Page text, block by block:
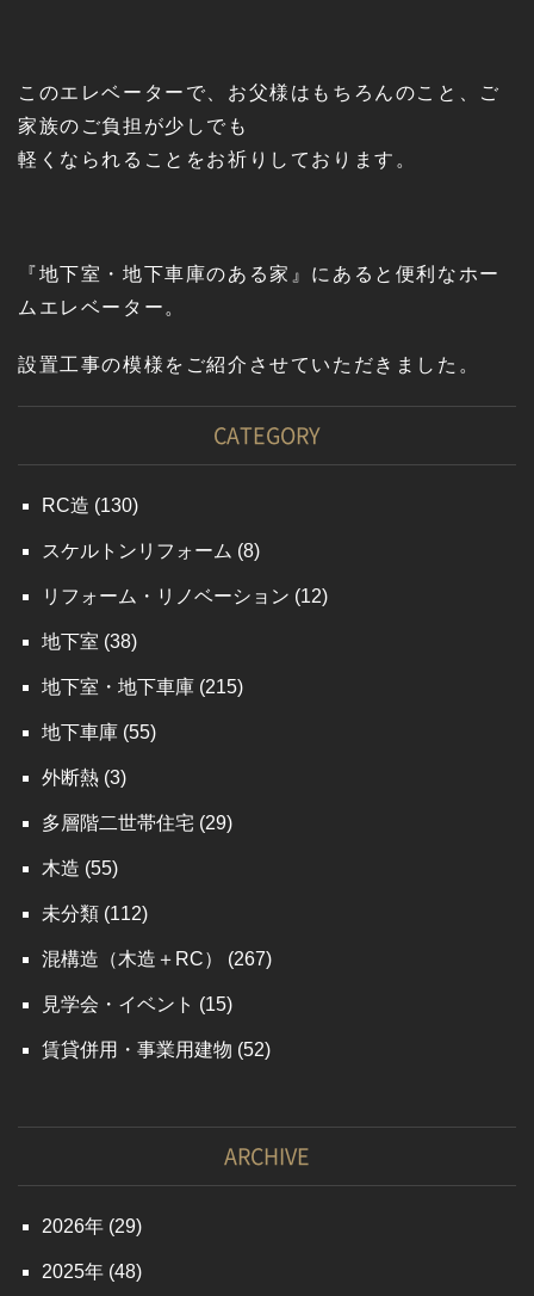
このエレベーターで、お父様はもちろんのこと、ご
家族のご負担が少しでも
軽くなられることをお祈りしております。
『地下室・地下車庫のある家』にあると便利なホー
ムエレベーター。
設置工事の模様をご紹介させていただきました。
CATEGORY
RC造 (130)
スケルトンリフォーム (8)
リフォーム・リノベーション (12)
地下室 (38)
地下室・地下車庫 (215)
地下車庫 (55)
外断熱 (3)
多層階二世帯住宅 (29)
木造 (55)
未分類 (112)
混構造（木造＋RC） (267)
見学会・イベント (15)
賃貸併用・事業用建物 (52)
ARCHIVE
2026 (29)
2025 (48)